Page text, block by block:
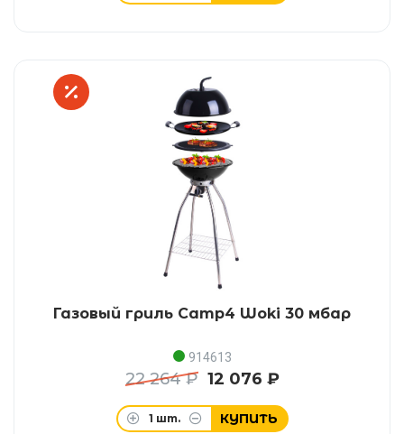
Газовый гриль Camp4 Woki 30 мбар
914613
22 264 ₽ 12 076 ₽
1 шт. КУПИТЬ